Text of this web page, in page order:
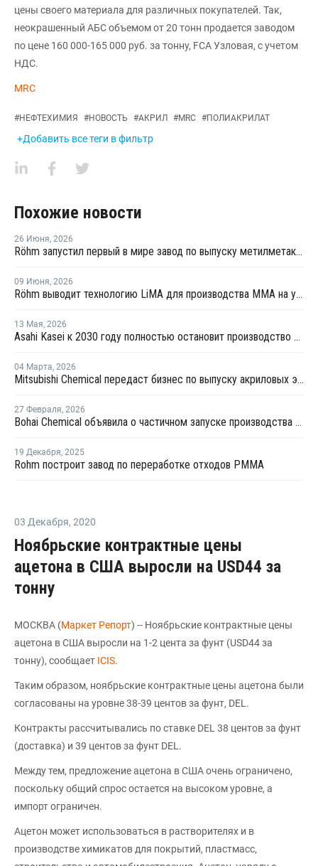
цены своего материала для различных покупателей. Так,
неокрашенный АБС объемом от 20 тонн продается заводом
по цене 160 000-165 000 руб. за тонну, FCA Узловая, с учетом
НДС.
MRC
#НЕФТЕХИМИЯ #НОВОСТЬ #АКРИЛ #MRC #ПОЛИАКРИЛАТ
+Добавить все теги в фильтр
Похожие новости
26 Июня, 2026
Röhm запустил первый в мире завод по выпуску метилметакрилата из этилена
09 Июня, 2026
Röhm выводит технологию LiMA для производства ММА на уровень выпуска на заводе в Бей-Сити
13 Мая, 2026
Asahi Kasei к 2030 году полностью остановит производство полиэтилена
04 Марта, 2026
Mitsubishi Chemical передаст бизнес по выпуску акриловых эмульсий компании Konishi
27 Февраля, 2026
Bohai Chemical объявила о частичном запуске производства акрилатов и суперабсорбирующих полимеров
19 Декабря, 2025
Rohm построит завод по переработке отходов PMMA
03 Декабря, 2020
Ноябрьские контрактные цены
ацетона в США выросли на USD44 за
тонну
МОСКВА (Маркет Репорт) -- Ноябрьские контрактные цены
ацетона в США выросли на 1-2 цента за фунт (USD44 за
тонну), сообщает ICIS.
Таким образом, ноябрьские контрактные цены ацетона были
согласованы на уровне 38-39 центов за фунт, DEL.
Контракты рассчитывались по ставке DEL 38 центов за фунт
(доставка) и 39 центов за фунт DEL.
Между тем, предложение ацетона в США очень ограничено,
поскольку общий спрос остается на высоком уровне, а
импорт ограничен.
Ацетон может использоваться в растворителях и в
производстве химикатов для покрытий, пластмасс,